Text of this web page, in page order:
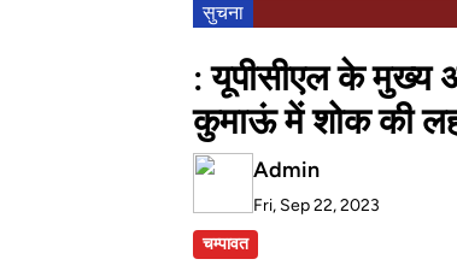
सुचना
: यूपीसीएल के मुख्य
कुमाऊं में शोक की
Admin
Fri, Sep 22, 2023
चम्पावत